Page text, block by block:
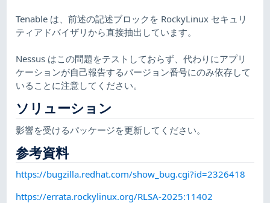
Tenable は、前述の記述ブロックを RockyLinux セキュリ
ティアドバイザリから直接抽出しています。
Nessus はこの問題をテストしておらず、代わりにアプリ
ケーションが自己報告するバージョン番号にのみ依存して
いることに注意してください。
ソリューション
影響を受けるパッケージを更新してください。
参考資料
https://bugzilla.redhat.com/show_bug.cgi?id=2326418
https://errata.rockylinux.org/RLSA-2025:11402